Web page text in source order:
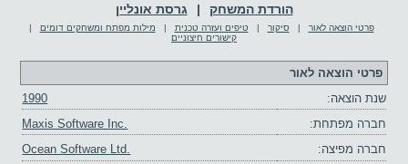
הורדת המשחק | גרסת אונליין
פרטי הוצאה לאור | סיקור | טיפים ועזרה טכנית | מילות מפתח ומשחקים דומים
|
קישורים חיצוניים
פרטי הוצאה לאור
שנת הוצאה:
1990
חברה מפתחת:
Maxis Software Inc.
חברה מפיצה:
Ocean Software Ltd.